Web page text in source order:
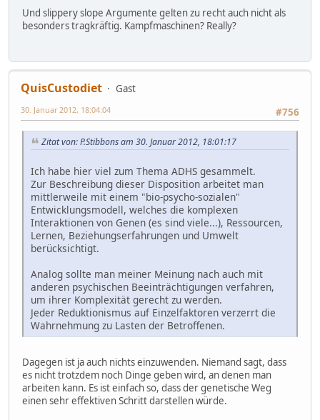
Und slippery slope Argumente gelten zu recht auch nicht als
besonders tragkräftig. Kampfmaschinen? Really?
QuisCustodiet
Gast
#756
30. Januar 2012, 18:04:04
Zitat von: P.Stibbons am 30. Januar 2012, 18:01:17
Ich habe hier viel zum Thema ADHS gesammelt.
Zur Beschreibung dieser Disposition arbeitet man
mittlerweile mit einem "bio-psycho-sozialen"
Entwicklungsmodell, welches die komplexen
Interaktionen von Genen (es sind viele...), Ressourcen,
Lernen, Beziehungserfahrungen und Umwelt
berücksichtigt.
Analog sollte man meiner Meinung nach auch mit
anderen psychischen Beeinträchtigungen verfahren,
um ihrer Komplexität gerecht zu werden.
Jeder Reduktionismus auf Einzelfaktoren verzerrt die
Wahrnehmung zu Lasten der Betroffenen.
Dagegen ist ja auch nichts einzuwenden. Niemand sagt, dass
es nicht trotzdem noch Dinge geben wird, an denen man
arbeiten kann. Es ist einfach so, dass der genetische Weg
einen sehr effektiven Schritt darstellen würde.